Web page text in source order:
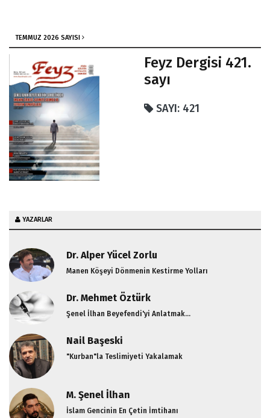
TEMMUZ 2026 SAYISI
Feyz Dergisi 421.
sayı
SAYI: 421
YAZARLAR
Dr. Alper Yücel Zorlu
Manen Köşeyi Dönmenin Kestirme Yolları
Dr. Mehmet Öztürk
Şenel İlhan Beyefendi'yi Anlatmak...
Nail Başeski
"Kurban"la Teslimiyeti Yakalamak
M. Şenel İlhan
İslam Gencinin En Çetin İmtihanı